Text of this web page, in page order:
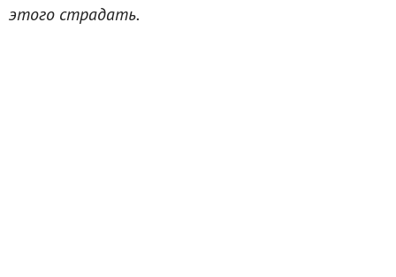
этого страдать.